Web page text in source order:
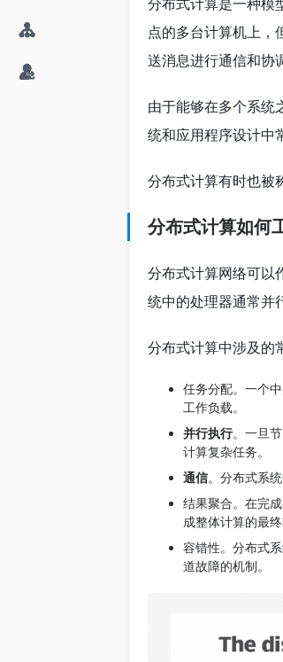
分布式计算是一种模
点的多台计算机上，
送消息进行通信和协
由于能够在多个系统
统和应用程序设计中
分布式计算有时也被
分布式计算如何
分布式计算网络可以
统中的处理器通常并
分布式计算中涉及的
任务分配。一个
工作负载。
并行执行。一旦
计算复杂任务。
通信。分布式系
结果聚合。在完
成整体计算的最终
容错性。分布式
道故障的机制。